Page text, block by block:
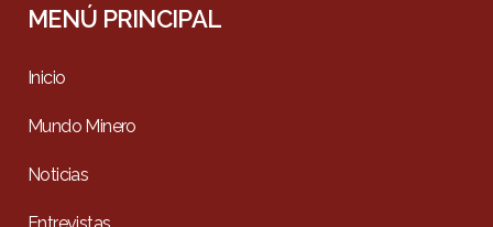
MENÚ PRINCIPAL
Inicio
Mundo Minero
Noticias